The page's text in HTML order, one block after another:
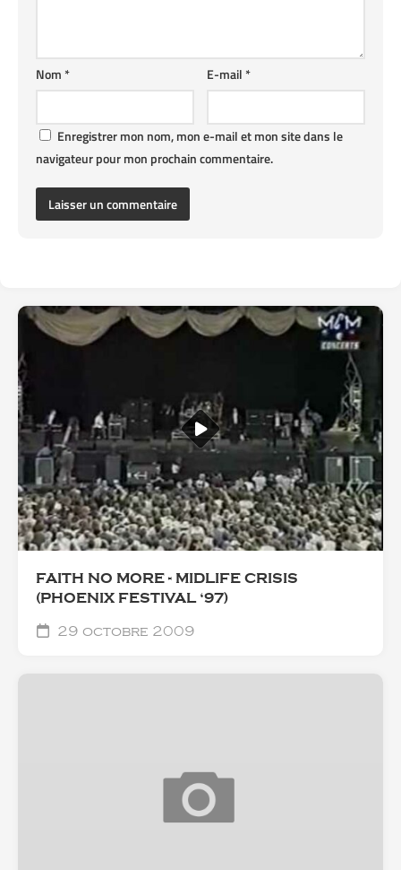
E-mail*
Nom*
Enregistrer mon nom, mon e-mail et mon site dans le
navigateur pour mon prochain commentaire.
FAITH NO MORE - MIDLIFE CRISIS
(PHOENIX FESTIVAL ‘97)
29 octobre 2009